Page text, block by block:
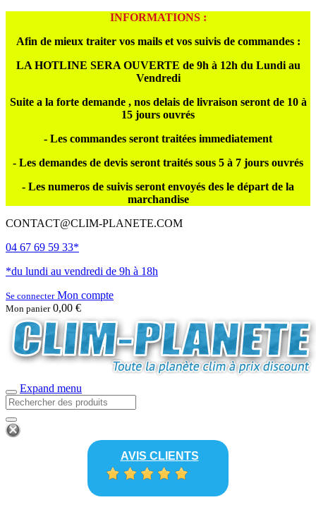
INFORMATIONS :
Afin de mieux traiter vos mails et vos suivis de commandes :
LA HOTLINE SERA OUVERTE de 9h à 12h du Lundi au
Vendredi
Suite a la forte demande , nos delais de livraison seront de 10 à
15 jours ouvrés
- Les commandes seront traitées immediatement
- Les demandes de devis seront traités sous 5 à 7 jours ouvrés
- Les numeros de suivis seront envoyés des le départ de la
marchandise
CONTACT@CLIM-PLANETE.COM
04 67 69 59 33*
*du lundi au vendredi de 9h à 18h
Se connecterMon compte
Mon panier 0,00 €
Expand menu
AVIS CLIENTS